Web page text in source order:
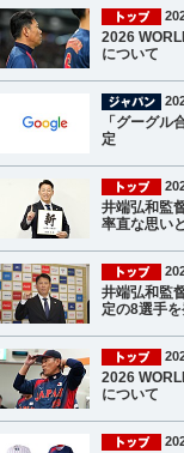
2026
について
「グーグ
定
井端弘和監
率直な思い
井端弘和監
定の8選手
2026
について